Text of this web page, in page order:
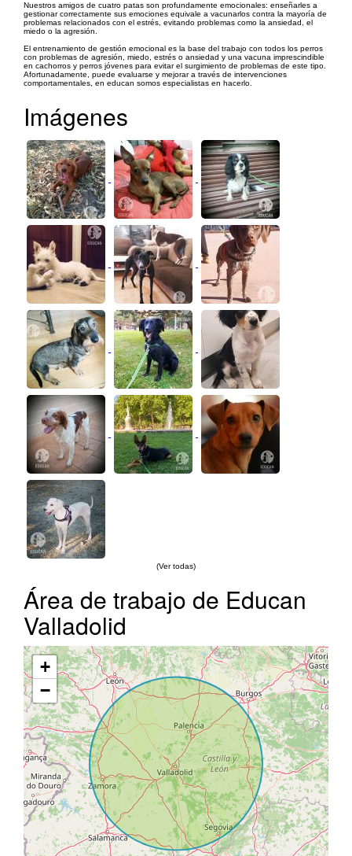
Nuestros amigos de cuatro patas son profundamente emocionales: enseñarles a
gestionar correctamente sus emociones equivale a vacunarlos contra la mayoría de
problemas relacionados con el estrés, evitando problemas como la ansiedad, el
miedo o la agresión.
El entrenamiento de gestión emocional es la base del trabajo con todos los perros
con problemas de agresión, miedo, estrés o ansiedad y una vacuna imprescindible
en cachorros y perros jóvenes para evitar el surgimiento de problemas de este tipo.
Afortunadamente, puede evaluarse y mejorar a través de intervenciones
comportamentales, en educan somos especialistas en hacerlo.
Imágenes
(Ver todas)
Área de trabajo de Educan
Valladolid
+
−